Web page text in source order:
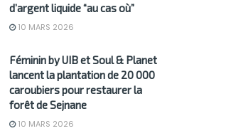
d’argent liquide “au cas où”
10 MARS 2026
Féminin by UIB et Soul & Planet
lancent la plantation de 20 000
caroubiers pour restaurer la
forêt de Sejnane
10 MARS 2026